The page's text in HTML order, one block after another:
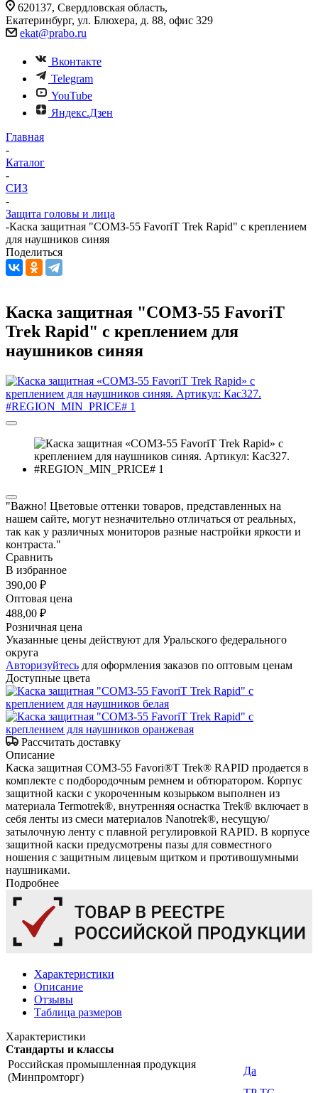
620137, Свердловская область,
Екатеринбург, ул. Блюхера, д. 88, офис 329
ekat@prabo.ru
Вконтакте
Telegram
YouTube
Яндекс.Дзен
Главная
-
Каталог
-
СИЗ
-
Защита головы и лица
-Каска защитная "СОМЗ-55 FavoriT Trek Rapid" с креплением
для наушников синяя
Поделиться
Каска защитная "СОМЗ-55 FavoriT
Trek Rapid" с креплением для
наушников синяя
"Важно! Цветовые оттенки товаров, представленных на
нашем сайте, могут незначительно отличаться от реальных,
так как у различных мониторов разные настройки яркости и
контраста."
Сравнить
В избранное
390,00 ₽
Оптовая цена
488,00 ₽
Розничная цена
Указанные цены действуют для Уральского федерального
округа
Авторизуйтесь для оформления заказов по оптовым ценам
Доступные цвета
Рассчитать доставку
Описание
Каска защитная СОМЗ-55 Favori®T Trek® RAPID продается в
комплекте с подбородочным ремнем и обтюратором. Корпус
защитной каски с укороченным козырьком выполнен из
материала Termotrek®, внутренняя оснастка Trek® включает в
себя ленты из смеси материалов Nanotrek®, несущую/
затылочную ленту с плавной регулировкой RAPID. В корпусе
защитной каски предусмотрены пазы для совместного
ношения с защитным лицевым щитком и противошумными
наушниками.
Подробнее
Характеристики
Описание
Отзывы
Таблица размеров
Характеристики
Стандарты и классы
Российская промышленная продукция
(Минпромторг)
Да